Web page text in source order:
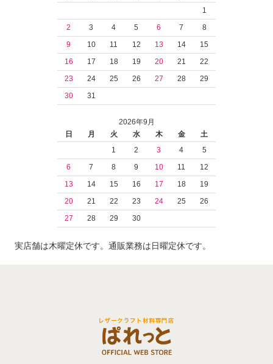
1
2
3 4 5 6 7
8
9
10 11 12 13 14
15
16
17 18 19 20 21
22
23
24 25 26 27 28
29
30
31
2026年9月
日
月 火 水 木 金
土
1
2 3 4
5
6
7 8 9 10 11
12
13
14 15 16 17 18
19
20
21 22 23 24 25
26
27
28 29 30
実店舗は木曜定休です。通販業務は日曜定休です。